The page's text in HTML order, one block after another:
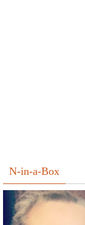
N-in-a-Box